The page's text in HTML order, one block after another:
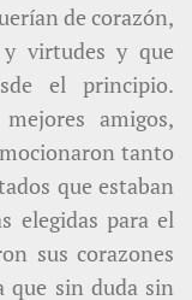
de corazón,
y virtudes y que
el principio.
amigos,
tanto
que estaban
elegidas para el
sus corazones
que sin duda sin